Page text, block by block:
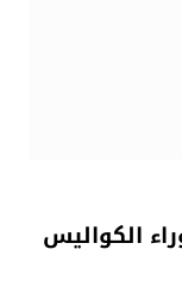
الكواليس